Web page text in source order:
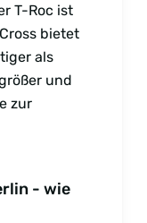
T-Roc ist
bietet
als
und
zur
- wie